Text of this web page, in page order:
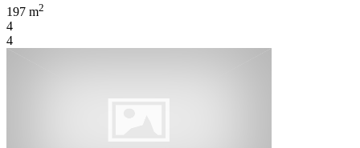
197 m2
4
4